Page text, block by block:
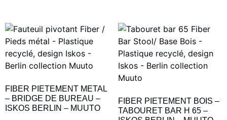
FIBER PIETEMENT METAL
– BRIDGE DE BUREAU –
ISKOS BERLIN – MUUTO
FIBER PIETEMENT BOIS –
TABOURET BAR H 65 –